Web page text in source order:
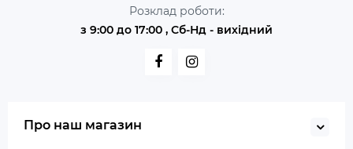
Розклад роботи:
з 9:00 до 17:00 , Сб-Нд - вихідний
Про наш магазин